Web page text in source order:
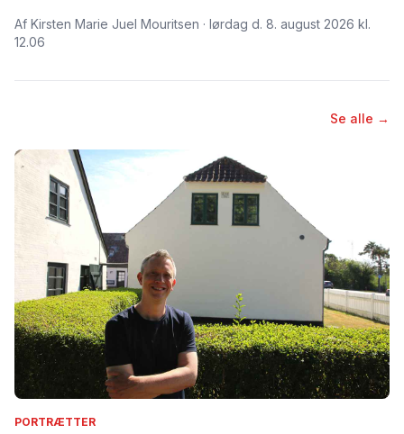
borgerforslag?
Af Kirsten Marie Juel Mouritsen · lørdag d. 8. august 2026 kl.
12.06
Se alle →
PORTRÆTTER